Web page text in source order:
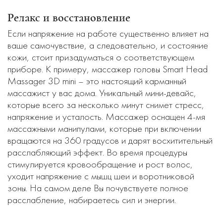
Релакс и восстановление
Если напряжение на работе существенно влияет на
ваше самочувствие, а следовательно, и состояние
кожи, стоит призадуматься о соответствующем
приборе. К примеру, массажер головы Smart Head
Massager 3D mini – это настоящий карманный
массажист у вас дома. Уникальный мини-девайс,
которые всего за несколько минут снимет стресс,
напряжение и усталость. Массажер оснащен 4-мя
массажными манипулами, которые при включении
вращаются на 360 градусов и дарят восхитительный
расслабляющий эффект. Во время процедуры
стимулируется кровообращение и рост волос,
уходит напряжение с мышц шеи и воротниковой
зоны. На самом деле Вы почувствуете полное
расслабление, набираетесь сил и энергии.